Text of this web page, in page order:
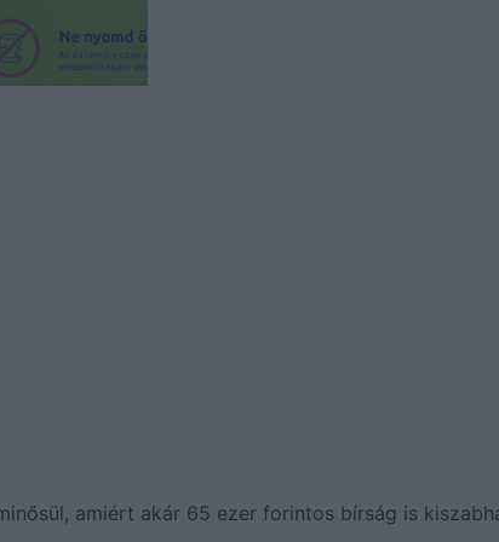
amiért akár 65 ezer forintos bírság is